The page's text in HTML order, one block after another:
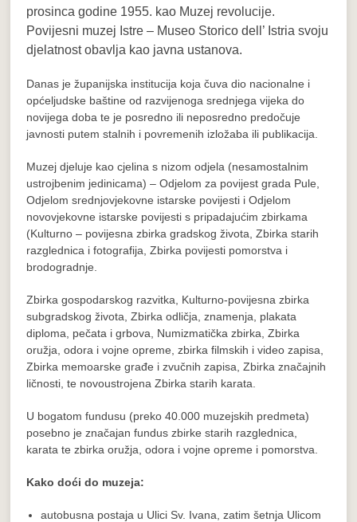
prosinca godine 1955. kao Muzej revolucije.
Povijesni muzej Istre – Museo Storico dell’ Istria svoju
djelatnost obavlja kao javna ustanova.
Danas je županijska institucija koja čuva dio nacionalne i
općeljudske baštine od razvijenoga srednjega vijeka do
novijega doba te je posredno ili neposredno predočuje
javnosti putem stalnih i povremenih izložaba ili publikacija.
Muzej djeluje kao cjelina s nizom odjela (nesamostalnim
ustrojbenim jedinicama) – Odjelom za povijest grada Pule,
Odjelom srednjovjekovne istarske povijesti i Odjelom
novovjekovne istarske povijesti s pripadajućim zbirkama
(Kulturno – povijesna zbirka gradskog života, Zbirka starih
razglednica i fotografija, Zbirka povijesti pomorstva i
brodogradnje.
Zbirka gospodarskog razvitka, Kulturno-povijesna zbirka
subgradskog života, Zbirka odličja, znamenja, plakata
diploma, pečata i grbova, Numizmatička zbirka, Zbirka
oružja, odora i vojne opreme, zbirka filmskih i video zapisa,
Zbirka memoarske građe i zvučnih zapisa, Zbirka značajnih
ličnosti, te novoustrojena Zbirka starih karata.
U bogatom fundusu (preko 40.000 muzejskih predmeta)
posebno je značajan fundus zbirke starih razglednica,
karata te zbirka oružja, odora i vojne opreme i pomorstva.
Kako doći do muzeja:
autobusna postaja u Ulici Sv. Ivana, zatim šetnja Ulicom